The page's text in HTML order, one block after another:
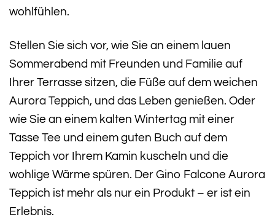
wohlfühlen.
Stellen Sie sich vor, wie Sie an einem lauen
Sommerabend mit Freunden und Familie auf
Ihrer Terrasse sitzen, die Füße auf dem weichen
Aurora Teppich, und das Leben genießen. Oder
wie Sie an einem kalten Wintertag mit einer
Tasse Tee und einem guten Buch auf dem
Teppich vor Ihrem Kamin kuscheln und die
wohlige Wärme spüren. Der Gino Falcone Aurora
Teppich ist mehr als nur ein Produkt – er ist ein
Erlebnis.